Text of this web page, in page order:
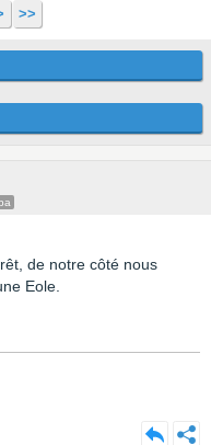
>>
de notre côté nous
Eole.